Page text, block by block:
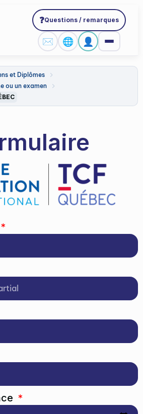
❓Questions / remarques
✉️ 🌐 👤
et Diplômes
ou un examen